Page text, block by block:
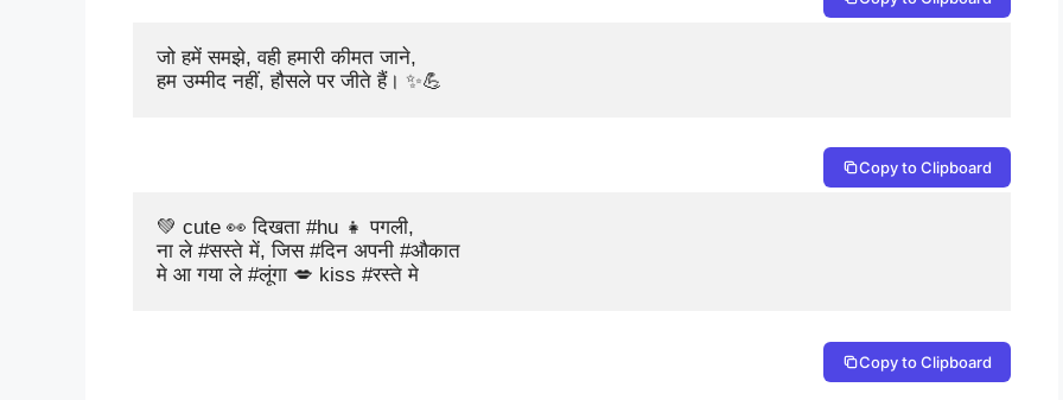
जो हमें समझे, वही हमारी कीमत जाने,
हम उम्मीद नहीं, हौसले पर जीते हैं। ✨💪
Copy to Clipboard
💚 cute 👀 दिखता #hu 👧 पगली,
ना ले #सस्ते में, जिस #दिन अपनी #औकात
मे आ गया ले #लूंगा 💋 kiss #रस्ते मे
Copy to Clipboard